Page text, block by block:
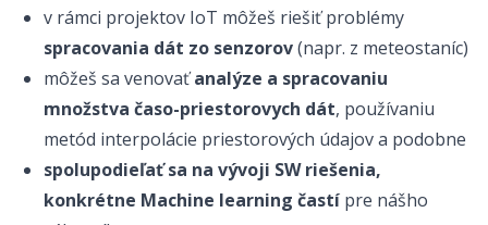
v rámci projektov IoT môžeš riešiť problémy
spracovania dát zo senzorov(napr. z meteostaníc)
môžeš sa venovaťanalýze a spracovaniu
množstva časo-priestorovych dát, používaniu
metód interpolácie priestorových údajov a podobne
spolupodieľať sa na vývoji SW riešenia,
konkrétne Machine learning častí pre nášho